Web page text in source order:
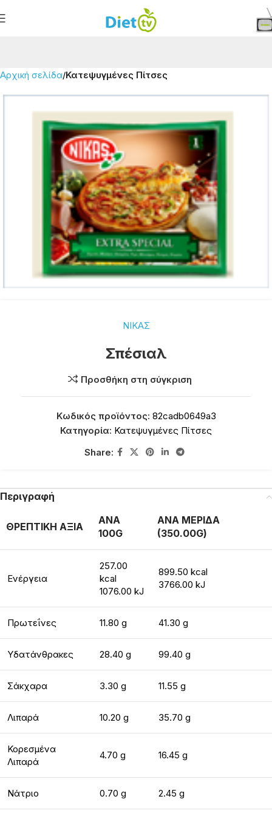
Αρχική σελίδα Κατεψυγμένες Πίτσες
ΝΙΚΑΣ
Σπέσιαλ
Προσθήκη στη σύγκριση
Κωδικός προϊόντος: 82cadb0649a3
Κατηγορία: Κατεψυγμένες Πίτσες
Share:
Περιγραφή
ΘΡΕΠΤΙΚΗ ΑΞΙΑ
ΑΝΑ
100G
ΑΝΑ ΜΕΡΙΔΑ
(350.00G)
Ενέργεια
257.00
kcal
1076.00 kJ
899.50 kcal
3766.00 kJ
Πρωτεΐνες 11.80 g 41.30 g
Υδατάνθρακες 28.40 g 99.40 g
Σάκχαρα 3.30 g 11.55 g
Λιπαρά 10.20 g 35.70 g
Κορεσμένα
Λιπαρά
4.70 g 16.45 g
Νάτριο 0.70 g 2.45 g